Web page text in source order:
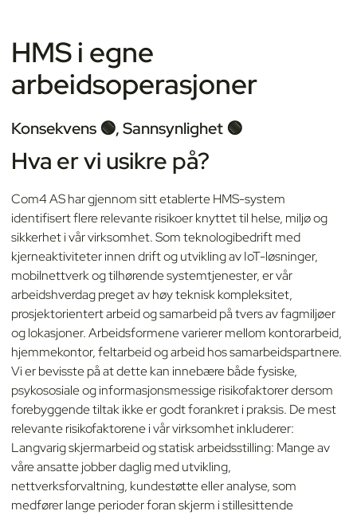
HMS i egne
arbeidsoperasjoner
Konsekvens 🟢, Sannsynlighet 🟢
Hva er vi usikre på?
Com4 AS har gjennom sitt etablerte HMS-system
identifisert flere relevante risikoer knyttet til helse, miljø og
sikkerhet i vår virksomhet. Som teknologibedrift med
kjerneaktiviteter innen drift og utvikling av IoT-løsninger,
mobilnettverk og tilhørende systemtjenester, er vår
arbeidshverdag preget av høy teknisk kompleksitet,
prosjektorientert arbeid og samarbeid på tvers av fagmiljøer
og lokasjoner. Arbeidsformene varierer mellom kontorarbeid,
hjemmekontor, feltarbeid og arbeid hos samarbeidspartnere.
Vi er bevisste på at dette kan innebære både fysiske,
psykososiale og informasjonsmessige risikofaktorer dersom
forebyggende tiltak ikke er godt forankret i praksis. De mest
relevante risikofaktorene i vår virksomhet inkluderer:
Langvarig skjermarbeid og statisk arbeidsstilling: Mange av
våre ansatte jobber daglig med utvikling,
nettverksforvaltning, kundestøtte eller analyse, som
medfører lange perioder foran skjerm i stillesittende